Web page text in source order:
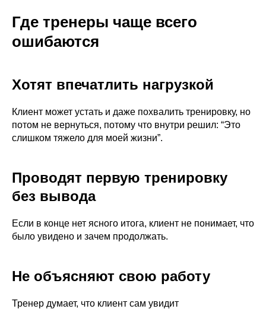
Где тренеры чаще всего
ошибаются
Хотят впечатлить нагрузкой
Клиент может устать и даже похвалить тренировку, но
потом не вернуться, потому что внутри решил: “Это
слишком тяжело для моей жизни”.
Проводят первую тренировку
без вывода
Если в конце нет ясного итога, клиент не понимает, что
было увидено и зачем продолжать.
Не объясняют свою работу
Тренер думает, что клиент сам увидит